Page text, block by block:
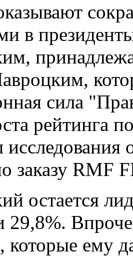
в
сила
рейтинга
заказу RMF
остается
29,8%.
которые ему